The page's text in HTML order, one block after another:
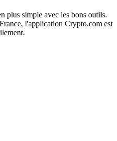
plus simple avec les bons outils.
l'application Crypto.com est